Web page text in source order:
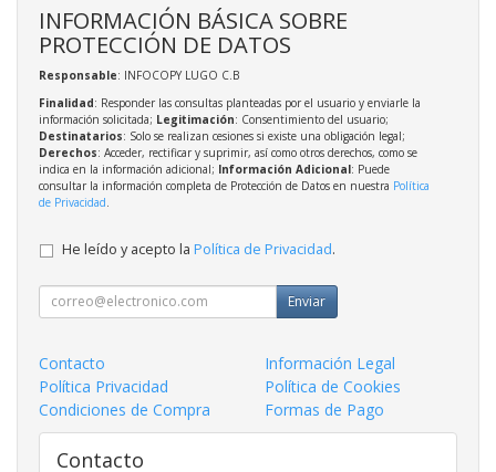
INFORMACIÓN BÁSICA SOBRE
PROTECCIÓN DE DATOS
Responsable: INFOCOPY LUGO C.B
Finalidad: Responder las consultas planteadas por el usuario y enviarle la
información solicitada; Legitimación: Consentimiento del usuario;
Destinatarios: Solo se realizan cesiones si existe una obligación legal;
Derechos: Acceder, rectificar y suprimir, así como otros derechos, como se
indica en la información adicional; Información Adicional: Puede
consultar la información completa de Protección de Datos en nuestra Política
de Privacidad
He leído y acepto la Política de Privacidad.
Enviar
Contacto
Información Legal
Política Privacidad
Política de Cookies
Condiciones de Compra
Formas de Pago
Contacto